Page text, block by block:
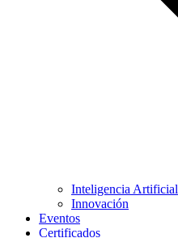
Inteligencia Artificial
Innovación
Eventos
Certificados